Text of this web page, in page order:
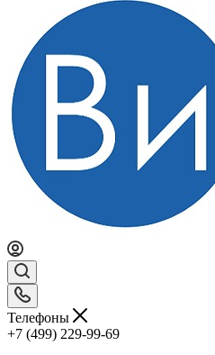
Телефоны
+7 (499) 229-99-69